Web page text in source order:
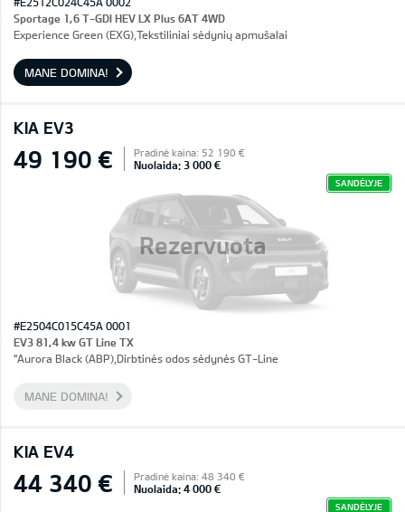
Sportage 1,6 T-GDI HEV LX Plus 6AT 4WD
Experience Green (EXG),Tekstiliniai sėdynių apmušalai
MANE DOMINA!
KIA EV3
Rezervuota
49 190 € Pradinė kaina: 52 190 €
Nuolaida: 3 000 €
SANDĖLYJE
#E2504C015C45A 0001
EV3 81,4 kw GT Line TX
"Aurora Black (ABP),Dirbtinės odos sėdynės GT-Line
MANE DOMINA!
KIA EV4
44 340 € Pradinė kaina: 48 340 €
Nuolaida: 4 000 €
SANDĖLYJE